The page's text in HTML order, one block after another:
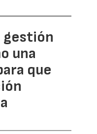
gestión
una
que